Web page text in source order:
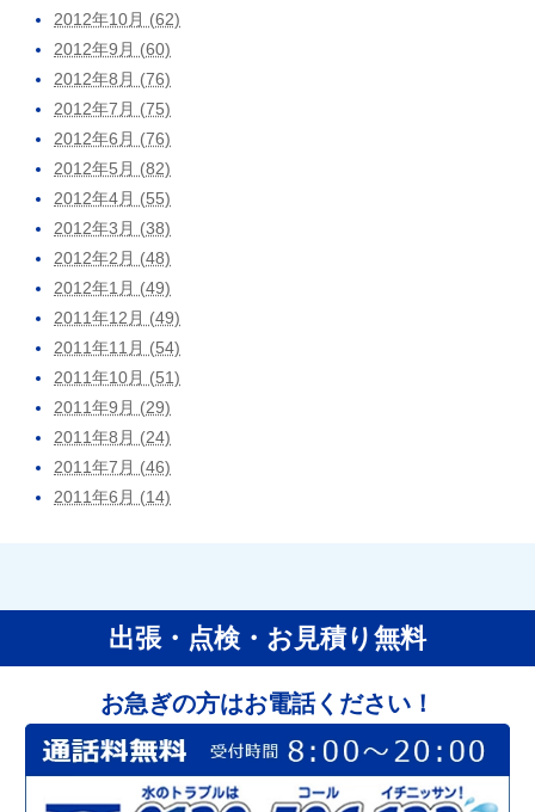
2012年10月 (62)
2012年9月 (60)
2012年8月 (76)
2012年7月 (75)
2012年6月 (76)
2012年5月 (82)
2012年4月 (55)
2012年3月 (38)
2012年2月 (48)
2012年1月 (49)
2011年12月 (49)
2011年11月 (54)
2011年10月 (51)
2011年9月 (29)
2011年8月 (24)
2011年7月 (46)
2011年6月 (14)
出張・点検・お見積り無料
お急ぎの方はお電話ください！